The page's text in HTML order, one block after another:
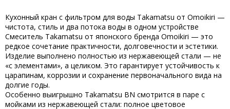
Кухонный кран с фильтром для воды Takamatsu от Omoikiri —
чистота, стиль и два потока воды в одном устройстве
Смеситель Takamatsu от японского бренда Omoikiri — это
редкое сочетание практичности, долговечности и эстетики.
Изделие выполнено полностью из нержавеющей стали — не
«с элементами», а целиком. Это гарантирует устойчивость к
царапинам, коррозии и сохранение первоначального вида на
долгие годы.
Особенно выигрышно Takamatsu BN смотрится в паре с
мойками из нержавеющей стали: полное цветовое